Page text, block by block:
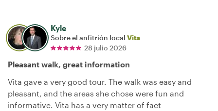
Kyle
Sobre el anfitrión local Vita
28 julio 2026
Pleasant walk, great information
Vita gave a very good tour. The walk was easy and
pleasant, and the areas she chose were fun and
informative. Vita has a very matter of fact